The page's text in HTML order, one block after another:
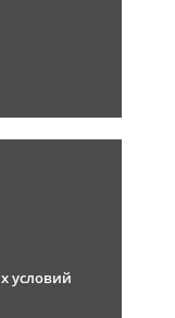
условий